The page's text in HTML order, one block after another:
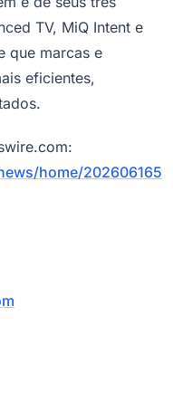
TV, MiQ Intent e
que marcas e
eficientes,
home/202606165